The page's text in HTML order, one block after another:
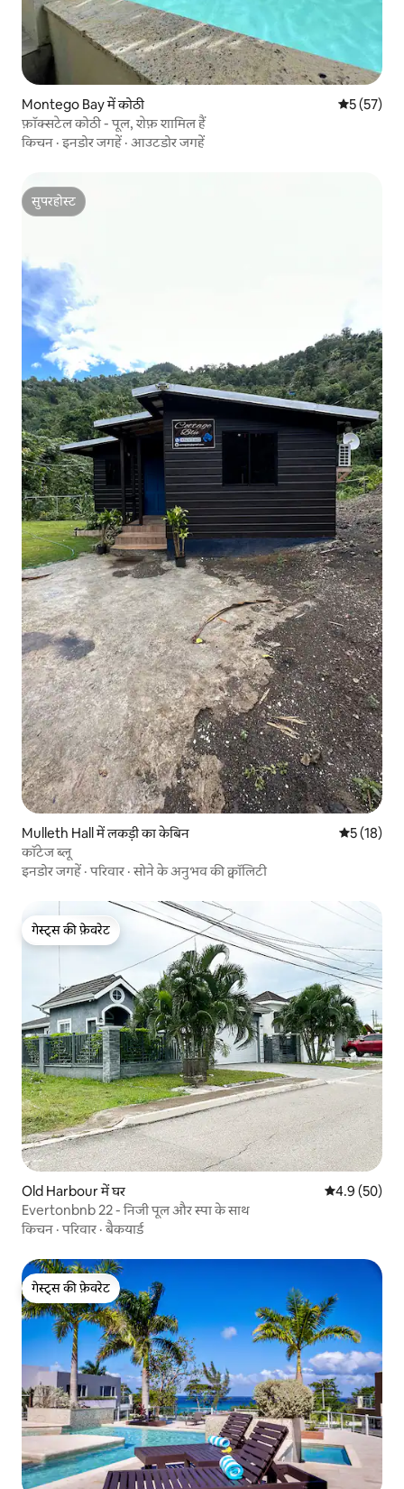
Montego Bay में कोठी औसत रेटिंग
5 (57)
फ़ॉक्सटेल कोठी - पूल, शेफ़ शामिल हैं
किचन ·इनडोर जगहें · आउटडोर जगहें
सुपरहोस्ट
सुपरहोस्ट
Mulleth Hall में लकड़ी का केबिन औसत रेटिंग
5 (18)
कॉटेज ब्लू
इनडोर जगहें ·परिवार ·सोने के अनुभव की क्वॉलिटी
गेस्ट्स की फ़ेवरेट
गेस्ट्स की फ़ेवरेट
Old Harbour में घर औसत रेटिंग 5 में
4.9 (50)
Evertonbnb 22 - निजी पूल और स्पा के साथ
किचन ·परिवार ·बैकयार्ड
गेस्ट्स की फ़ेवरेट
गेस्ट्स की फ़ेवरेट